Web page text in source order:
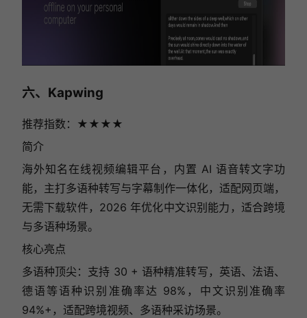
六、Kapwing
推荐指数：★★★★
简介
海外知名在线视频编辑平台，内置 AI 语音转文字功
能，主打多语种转写与字幕制作一体化，适配网页端，
无需下载软件，2026 年优化中文识别能力，适合跨境
与多语种场景。
核心亮点
多语种顶尖：支持 30 + 语种精准转写，英语、法语、
德语等语种识别准确率达 98%，中文识别准确率
94%+，适配跨境视频、多语种采访场景。